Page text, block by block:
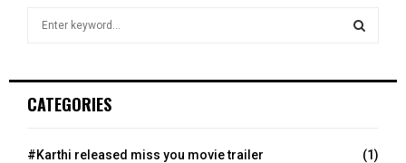
h
o
CATEGORIES
#Karthi released miss you movie trailer
(1)